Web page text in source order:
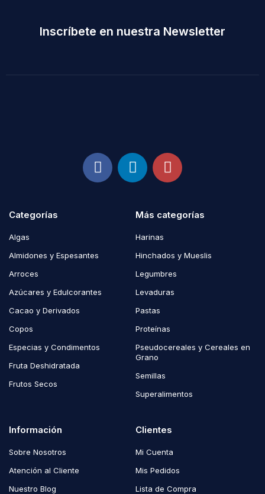
Inscríbete en nuestra Newsletter
Categorías
Algas
Almidones y Espesantes
Arroces
Azúcares y Edulcorantes
Cacao y Derivados
Copos
Especias y Condimentos
Fruta Deshidratada
Frutos Secos
Más categorías
Harinas
Hinchados y Mueslis
Legumbres
Levaduras
Pastas
Proteínas
Pseudocereales y Cereales en
Grano
Semillas
Superalimentos
Información
Sobre Nosotros
Atención al Cliente
Nuestro Blog
Clientes
Mi Cuenta
Mis Pedidos
Lista de Compra